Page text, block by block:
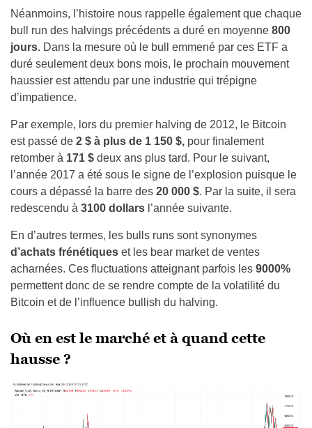
Néanmoins, l’histoire nous rappelle également que chaque
bull run des halvings précédents a duré en moyenne 800
jours. Dans la mesure où le bull emmené par ces ETF a
duré seulement deux bons mois, le prochain mouvement
haussier est attendu par une industrie qui trépigne
d’impatience.
Par exemple, lors du premier halving de 2012, le Bitcoin
est passé de 2 $ à plus de 1 150 $, pour finalement
retomber à 171 $ deux ans plus tard. Pour le suivant,
l’année 2017 a été sous le signe de l’explosion puisque le
cours a dépassé la barre des 20 000 $. Par la suite, il sera
redescendu à 3100 dollars l’année suivante.
En d’autres termes, les bulls runs sont synonymes
d’achats frénétiques et les bear market de ventes
acharnées. Ces fluctuations atteignant parfois les 9000%
permettent donc de se rendre compte de la volatilité du
Bitcoin et de l’influence bullish du halving.
Où en est le marché et à quand cette
hausse ?